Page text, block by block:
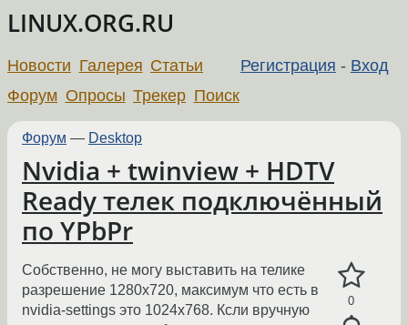
LINUX.ORG.RU
Регистрация - Вход
Новости Галерея Статьи
Форум Опросы Трекер Поиск
Форум — Desktop
Nvidia + twinview + HDTV
Ready телек подключённый
по YPbPr
0
Собственно, не могу выставить на телике
разрешение 1280x720, максимум что есть в
nvidia-settings это 1024x768. Ксли вручную